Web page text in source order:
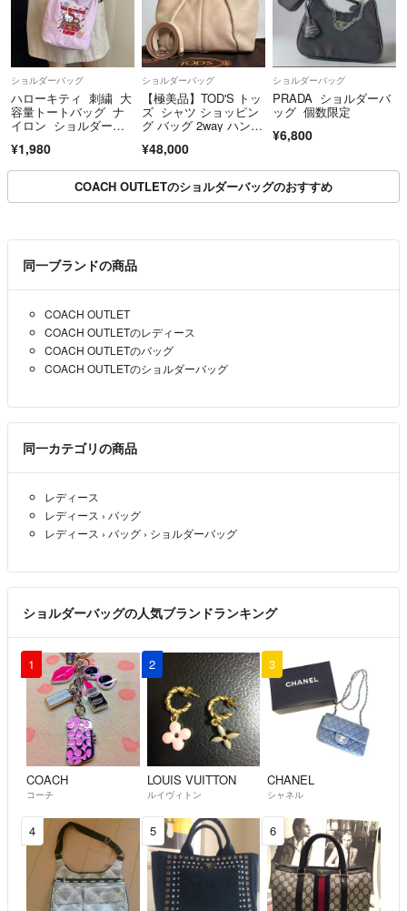
ショルダーバッグ
ハローキティ 刺繍 大
容量トートバッグ ナ
イロン ショルダース
¥1,980
ショルダーバッグ
【極美品】TOD'S トッ
ズ シャツ ショッピン
グ バッグ 2way ハンド
グ レザー ベージュ
¥48,000
ショルダーバッグ
PRADA ショルダーバ
ッグ 個数限定
¥6,800
COACH OUTLETのショルダーバッグのおすすめ
同一ブランドの商品
COACH OUTLET
COACH OUTLETのレディース
COACH OUTLETのバッグ
COACH OUTLETのショルダーバッグ
同一カテゴリの商品
レディース
レディース › バッグ
レディース › バッグ › ショルダーバッグ
ショルダーバッグの人気ブランドランキング
1
COACH
コーチ
2
LOUIS VUITTON
ルイヴィトン
3
CHANEL
シャネル
4 5 6